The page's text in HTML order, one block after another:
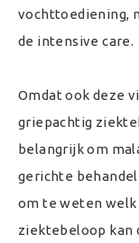
vochttoediening,
de intensive care.
Omdat ook deze
griepachtig
belangrijk om
gerichte
om te weten
ziektebeloop kan